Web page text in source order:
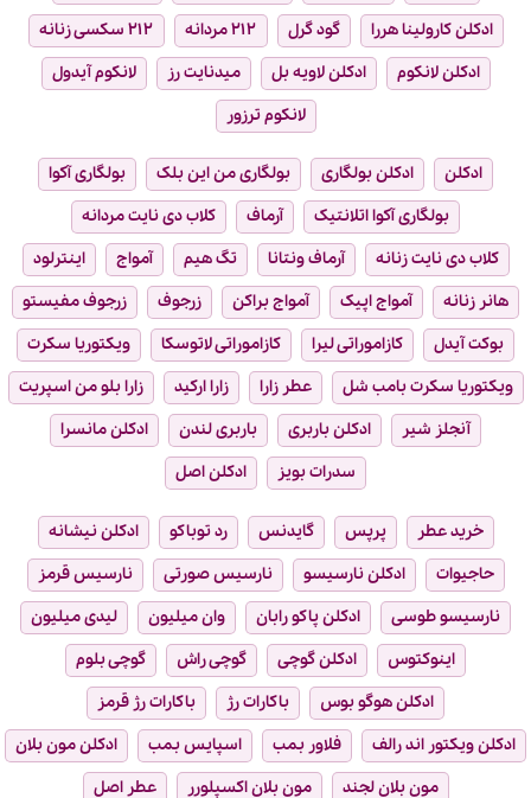
ادکلن کارولینا هررا
گود گرل ۲۱۲ مردانه
۲۱۲ سکسی زنانه
ادکلن لانکوم
ادکلن لاویه بل میدنایت رز
لانکوم آیدول
لانکوم ترزور
ادکلن ادکلن بولگاری بولگاری من این بلک
بولگاری آکوا
بولگاری آکوا اتلانتیک
آرماف
کلاب دی نایت مردانه
کلاب دی نایت زنانه
آرماف ونتانا تگ هیم آمواج
اینترلود
هانر زنانه
آمواج اپیک آمواج براکن زرجوف
زرجوف مفیستو
بوکت آیدل
کازاموراتی لیرا کازاموراتی لاتوسکا
ویکتوریا سکرت
ویکتوریا سکرت بامب شل
عطر زارا زارا ارکید
زارا بلو من اسپریت
آنجلز شیر
ادکلن باربری باربری لندن
ادکلن مانسرا
سدرات بویز
ادکلن اصل
خرید عطر پرپس گایدنس رد توباکو
ادکلن نیشانه
حاجیوات
ادکلن نارسیسو نارسیس صورتی
نارسیس قرمز
نارسیسو طوسی
ادکلن پاکو رابان وان میلیون
لیدی میلیون
اینوکتوس
ادکلن گوچی گوچی راش
گوچی بلوم
ادکلن هوگو بوس
باکارات رژ
باکارات رژ قرمز
ادکلن ویکتور اند رالف
فلاور بمب اسپایس بمب
ادکلن مون بلان
مون بلان لجند
مون بلان اکسپلورر عطر اصل